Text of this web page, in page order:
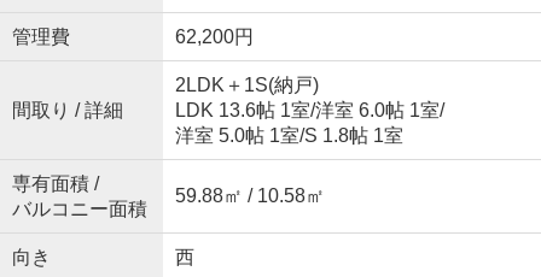
管理費 62,200円
間取り / 詳細
2LDK＋1S(納戸)
LDK 13.6帖 1室/洋室 6.0帖 1室/
洋室 5.0帖 1室/S 1.8帖 1室
専有面積 /
バルコニー面積
59.88㎡ / 10.58㎡
向き 西